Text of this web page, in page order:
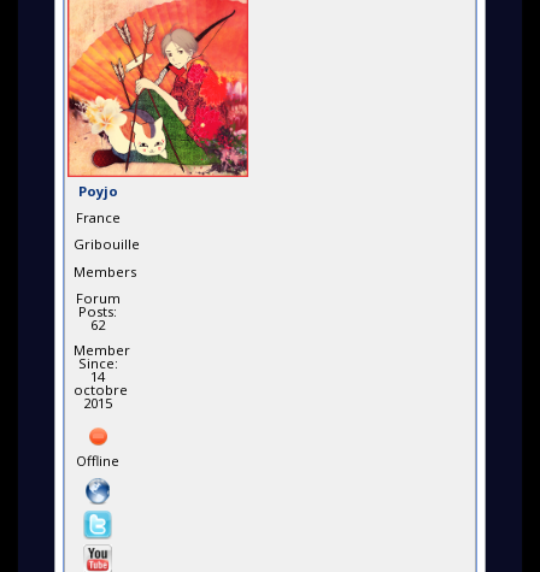
Poyjo
France
Gribouille
Members
Forum
Posts:
62
Member
Since:
14
octobre
2015
Offline